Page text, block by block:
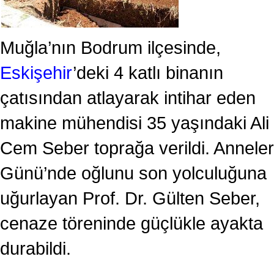
Muğla’nın Bodrum ilçesinde,
Eskişehir’deki 4 katlı binanın
çatısından atlayarak intihar eden
makine mühendisi 35 yaşındaki Ali
Cem Seber toprağa verildi. Anneler
Günü’nde oğlunu son yolculuğuna
uğurlayan Prof. Dr. Gülten Seber,
cenaze töreninde güçlükle ayakta
durabildi.